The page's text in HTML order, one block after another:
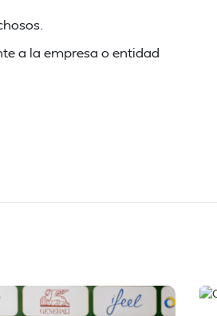
a la empresa o entidad